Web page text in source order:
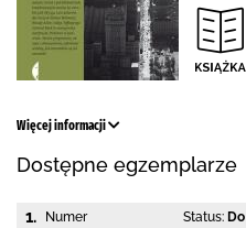
Więcej informacji
Dostępne egzemplarze
1.
Numer
Status: Do